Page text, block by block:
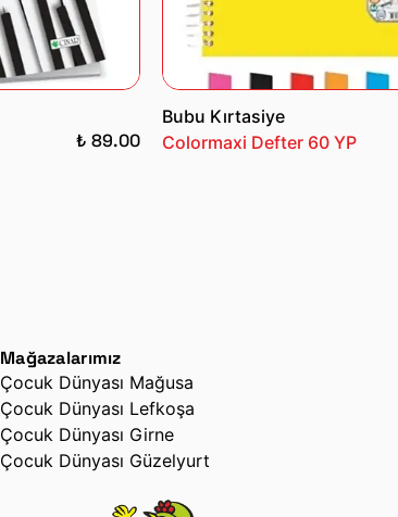
₺ 89.00
Bubu Kırtasiye
Colormaxi Defter 60 YP
Mağazalarımız
Çocuk Dünyası Mağusa
Çocuk Dünyası Lefkoşa
Çocuk Dünyası Girne
Çocuk Dünyası Güzelyurt